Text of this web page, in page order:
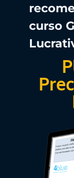
curso